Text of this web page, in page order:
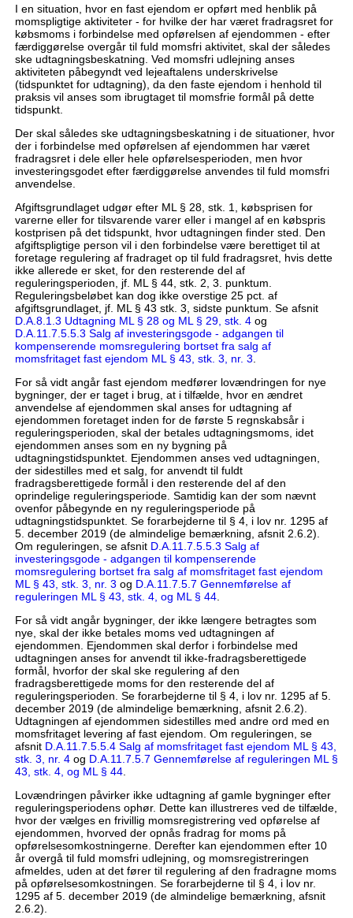
I en situation, hvor en fast ejendom er opført med henblik på
momspligtige aktiviteter - for hvilke der har været fradragsret for
købsmoms i forbindelse med opførelsen af ejendommen - efter
færdiggørelse overgår til fuld momsfri aktivitet, skal der således
ske udtagningsbeskatning. Ved momsfri udlejning anses
aktiviteten påbegyndt ved lejeaftalens underskrivelse
(tidspunktet for udtagning), da den faste ejendom i henhold til
praksis vil anses som ibrugtaget til momsfrie formål på dette
tidspunkt.
Der skal således ske udtagningsbeskatning i de situationer, hvor
der i forbindelse med opførelsen af ejendommen har været
fradragsret i dele eller hele opførelsesperioden, men hvor
investeringsgodet efter færdiggørelse anvendes til fuld momsfri
anvendelse.
Afgiftsgrundlaget udgør efter ML § 28, stk. 1, købsprisen for
varerne eller for tilsvarende varer eller i mangel af en købspris
kostprisen på det tidspunkt, hvor udtagningen finder sted. Den
afgiftspligtige person vil i den forbindelse være berettiget til at
foretage regulering af fradraget op til fuld fradragsret, hvis dette
ikke allerede er sket, for den resterende del af
reguleringsperioden, jf. ML § 44, stk. 2, 3. punktum.
Reguleringsbeløbet kan dog ikke overstige 25 pct. af
afgiftsgrundlaget, jf. ML § 43 stk. 3, sidste punktum. Se afsnit
D.A.8.1.3 Udtagning ML § 28 og ML § 29, stk. 4og
D.A.11.7.5.5.3 Salg af investeringsgode - adgangen til
kompenserende momsregulering bortset fra salg af
momsfritaget fast ejendom ML § 43, stk. 3, nr. 3
For så vidt angår fast ejendom medfører lovændringen for nye
bygninger, der er taget i brug, at i tilfælde, hvor en ændret
anvendelse af ejendommen skal anses for udtagning af
ejendommen foretaget inden for de første 5 regnskabsår i
reguleringsperioden, skal der betales udtagningsmoms, idet
ejendommen anses som en ny bygning på
udtagningstidspunktet. Ejendommen anses ved udtagningen,
der sidestilles med et salg, for anvendt til fuldt
fradragsberettigede formål i den resterende del af den
oprindelige reguleringsperiode. Samtidig kan der som nævnt
ovenfor påbegynde en ny reguleringsperiode på
udtagningstidspunktet. Se forarbejderne til § 4, i lov nr. 1295 af
5. december 2019 (de almindelige bemærkning, afsnit 2.6.2).
Om reguleringen, se afsnit D.A.11.7.5.5.3 Salg af
investeringsgode - adgangen til kompenserende
momsregulering bortset fra salg af momsfritaget fast ejendom
ML § 43, stk. 3, nr. 3 og D.A.11.7.5.7 Gennemførelse af
reguleringen ML § 43, stk. 4, og ML § 44.
For så vidt angår bygninger, der ikke længere betragtes som
nye, skal der ikke betales moms ved udtagningen af
ejendommen. Ejendommen skal derfor i forbindelse med
udtagningen anses for anvendt til ikke-fradragsberettigede
formål, hvorfor der skal ske regulering af den
fradragsberettigede moms for den resterende del af
reguleringsperioden. Se forarbejderne til § 4, i lov nr. 1295 af 5.
december 2019 (de almindelige bemærkning, afsnit 2.6.2).
Udtagningen af ejendommen sidestilles med andre ord med en
momsfritaget levering af fast ejendom. Om reguleringen, se
afsnit D.A.11.7.5.5.4 Salg af momsfritaget fast ejendom ML § 43,
stk. 3, nr. 4og D.A.11.7.5.7 Gennemførelse af reguleringen ML §
43, stk. 4, og ML § 44.
Lovændringen påvirker ikke udtagning af gamle bygninger efter
reguleringsperiodens ophør. Dette kan illustreres ved de tilfælde,
hvor der vælges en frivillig momsregistrering ved opførelse af
ejendommen, hvorved der opnås fradrag for moms på
opførelsesomkostningerne. Derefter kan ejendommen efter 10
år overgå til fuld momsfri udlejning, og momsregistreringen
afmeldes, uden at det fører til regulering af den fradragne moms
på opførelsesomkostningen. Se forarbejderne til § 4, i lov nr.
1295 af 5. december 2019 (de almindelige bemærkning, afsnit
2.6.2).